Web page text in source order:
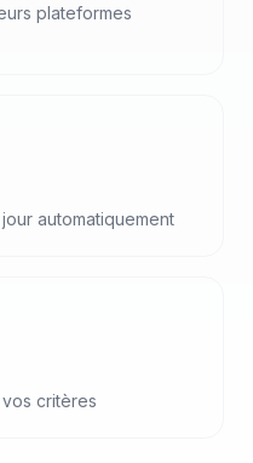
plateformes
automatiquement
critères